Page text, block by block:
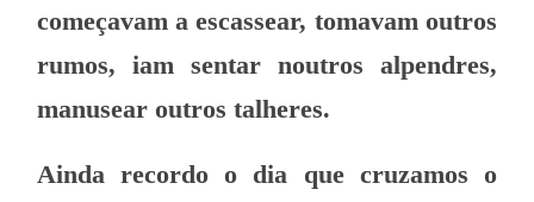
começavam a escassear, tomavam outros
rumos, iam sentar noutros alpendres,
manusear outros talheres.
Ainda recordo o dia que cruzamos o